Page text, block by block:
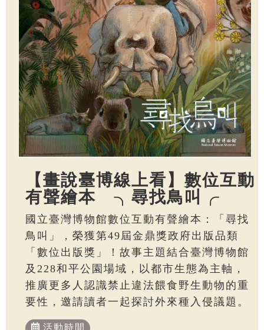
【畫說臺博線上看】數位互動
有聲繪本 ╮尋找鳥叫╭
國立臺灣博物館數位互動有聲繪本：「尋找
鳥叫」，榮獲第49屆金鼎獎政府出版品類
「數位出版獎」！故事主題結合臺灣博物館
及228和平公園場域，以都市生態為主軸，
推廣更多人認識禁止違法餵食野生動物的重
要性，邀請讀者一起探討外來種入侵議題。
活動時間